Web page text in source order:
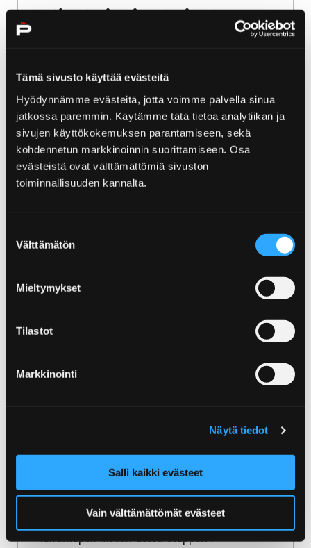
Tämä sivusto käyttää evästeitä
Hyödynnämme evästeitä, jotta voimme palvella sinua
jatkossa paremmin. Käytämme tätä tietoa analytiikan ja
sivujen käyttökokemuksen parantamiseen, sekä
kohdennetun markkinoinnin suorittamiseen. Osa
evästeistä ovat välttämättömiä sivuston
toiminnallisuuden kannalta.
valinta
Välttämätön
Mieltymykset
Tilastot
Markkinointi
Näytä tiedot
Salli kaikki evästeet
Vain välttämättömät evästeet
Etikett i friluftslivet
värdefulla naturområden bevaras för
framtiden!
Home Se och upplev
I Björneborg blir det inte tråkigt för barnen.
Ytterö och Skrivarholmen, erbjuder staden
Yyteri är den mest magnifika sandstranden i
plats under namnet – och de pittoreska
landskapen mellan dessa etapper. I